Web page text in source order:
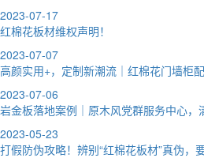
2023-07-17
红棉花板材维权声明！
2023-07-07
高颜实用+，定制新潮流｜红棉花门墙柜
2023-07-06
岩金板落地案例｜原木风党群服务中心，
2023-05-23
打假防伪攻略！辨别“红棉花板材”真伪，